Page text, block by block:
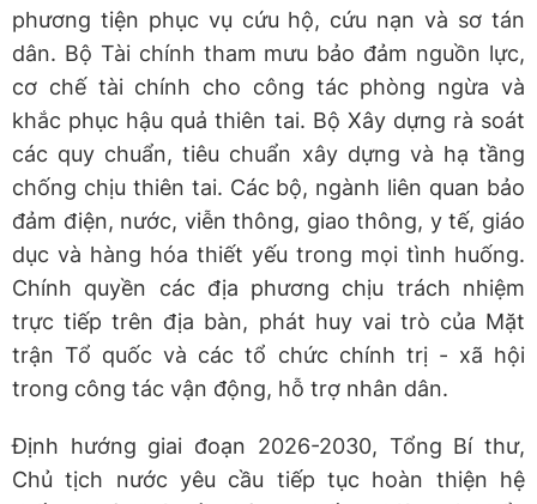
phương tiện phục vụ cứu hộ, cứu nạn và sơ tán
dân. Bộ Tài chính tham mưu bảo đảm nguồn lực,
cơ chế tài chính cho công tác phòng ngừa và
khắc phục hậu quả thiên tai. Bộ Xây dựng rà soát
các quy chuẩn, tiêu chuẩn xây dựng và hạ tầng
chống chịu thiên tai. Các bộ, ngành liên quan bảo
đảm điện, nước, viễn thông, giao thông, y tế, giáo
dục và hàng hóa thiết yếu trong mọi tình huống.
Chính quyền các địa phương chịu trách nhiệm
trực tiếp trên địa bàn, phát huy vai trò của Mặt
trận Tổ quốc và các tổ chức chính trị - xã hội
trong công tác vận động, hỗ trợ nhân dân.
Định hướng giai đoạn 2026-2030, Tổng Bí thư,
Chủ tịch nước yêu cầu tiếp tục hoàn thiện hệ